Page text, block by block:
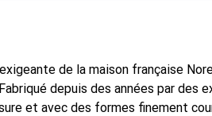
de la maison française
depuis des années par des
et avec des formes finement